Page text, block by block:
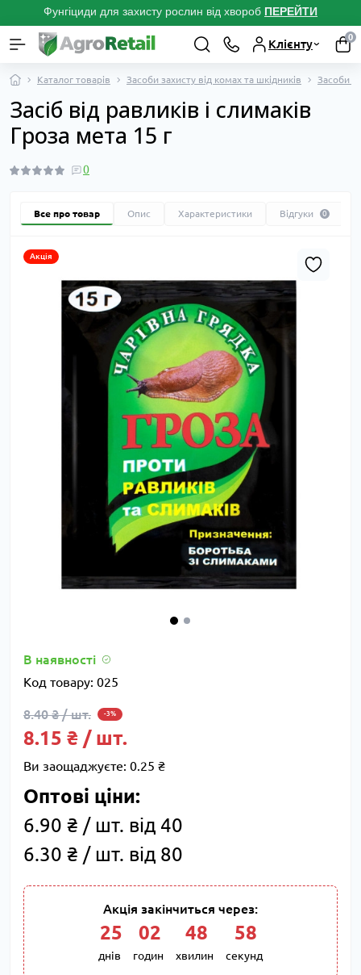
Фунгіциди для захисту рослин від хвороб ПЕРЕЙТИ
Клієнту
0
Каталог товарів Засоби захисту від комах та шкідників Засоби
Засіб від равликів і слимаків
Гроза мета 15 г
0
Все про товар Опис Характеристики Відгуки 0
Акція
В наявності
Код товару: 025
8.40 ₴ / шт. -3%
8.15 ₴ / шт.
Ви заощаджуєте: 0.25 ₴
Оптові ціни:
6.90 ₴ / шт. від 40
6.30 ₴ / шт. від 80
Акція закінчиться через:
25
днів
02
годин
48
хвилин
57
секунд